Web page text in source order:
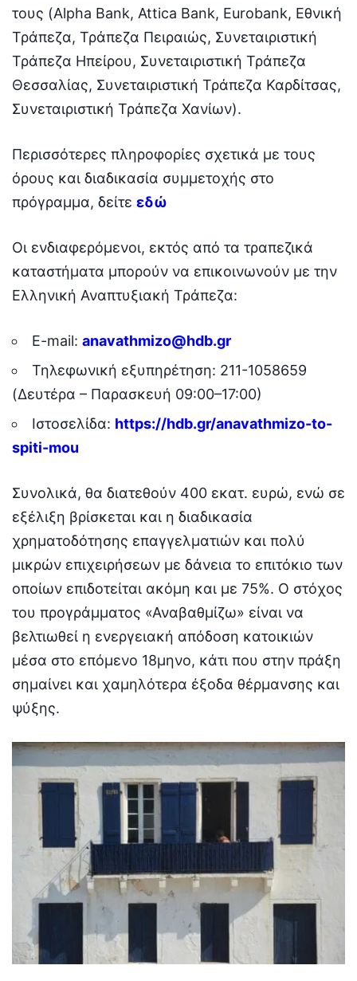
τους (Alpha Bank, Attica Bank, Eurobank, Εθνική
Τράπεζα, Τράπεζα Πειραιώς, Συνεταιριστική
Τράπεζα Ηπείρου, Συνεταιριστική Τράπεζα
Θεσσαλίας, Συνεταιριστική Τράπεζα Καρδίτσας,
Συνεταιριστική Τράπεζα Χανίων).
Περισσότερες πληροφορίες σχετικά με τους
όρους και διαδικασία συμμετοχής στο
πρόγραμμα, δείτε εδώ
Οι ενδιαφερόμενοι, εκτός από τα τραπεζικά
καταστήματα μπορούν να επικοινωνούν με την
Ελληνική Αναπτυξιακή Τράπεζα:
E-mail: anavathmizo@hdb.gr
Τηλεφωνική εξυπηρέτηση: 211-1058659
(Δευτέρα – Παρασκευή 09:00–17:00)
Ιστοσελίδα: https://hdb.gr/anavathmizo-to-
spiti-mou
Συνολικά, θα διατεθούν 400 εκατ. ευρώ, ενώ σε
εξέλιξη βρίσκεται και η διαδικασία
χρηματοδότησης επαγγελματιών και πολύ
μικρών επιχειρήσεων με δάνεια το επιτόκιο των
οποίων επιδοτείται ακόμη και με 75%. Ο στόχος
του προγράμματος «Αναβαθμίζω» είναι να
βελτιωθεί η ενεργειακή απόδοση κατοικιών
μέσα στο επόμενο 18μηνο, κάτι που στην πράξη
σημαίνει και χαμηλότερα έξοδα θέρμανσης και
ψύξης.